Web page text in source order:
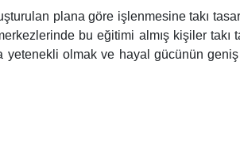
plana göre işlenmesine takı
bu eğitimi almış kişiler takı
yetenekli olmak ve hayal gücünün